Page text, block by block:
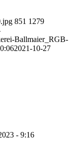
851 1279
Ballmaier_RGB-
2021-10-27
- 9:16